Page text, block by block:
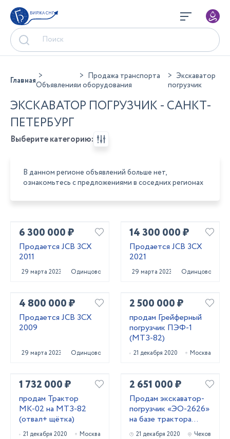
БИРЖА СНГ
ГлавнаяОбъявления
Продажа транспорта
и оборудования
Экскаватор
погрузчик
ЭКСКАВАТОР ПОГРУЗЧИК - САНКТ-
ПЕТЕРБУРГ
Выберите категорию:
В данном регионе объявлений больше нет,
ознакомьтесь с предложениями в соседних регионах
6 300 000 ₽
Продается JCB 3CX
2011
29 марта 2023 Одинцово
14 300 000 ₽
Продается JCB 3CX
2021
29 марта 2023 Одинцово
4 800 000 ₽
Продается JCB 3CX
2009
29 марта 2023 Одинцово
2 500 000 ₽
продам Грейферный
погрузчик ПЭФ-1
(МТЗ-82)
21 декабря 2020 Москва
1 732 000 ₽
продам Трактор
МК-02 на МТЗ-82
(отвал+ щётка)
21 декабря 2020 Москва
2 651 000 ₽
Продам экскаватор-
погрузчик «ЭО-2626»
на базе трактора
МТЗ-82.1
21 декабря 2020 Чехов